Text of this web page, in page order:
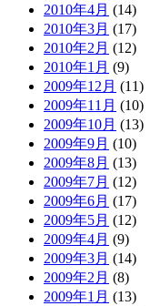
2010年4月 (14)
2010年3月 (17)
2010年2月 (12)
2010年1月 (9)
2009年12月 (11)
2009年11月 (10)
2009年10月 (13)
2009年9月 (10)
2009年8月 (13)
2009年7月 (12)
2009年6月 (17)
2009年5月 (12)
2009年4月 (9)
2009年3月 (14)
2009年2月 (8)
2009年1月 (13)